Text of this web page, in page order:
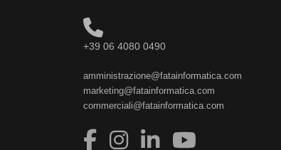
+39 06 4080 0490
amministrazione@fatainformatica.com
marketing@fatainformatica.com
commerciali@fatainformatica.com